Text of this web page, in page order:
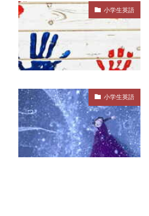
小学生英語
小学生英語